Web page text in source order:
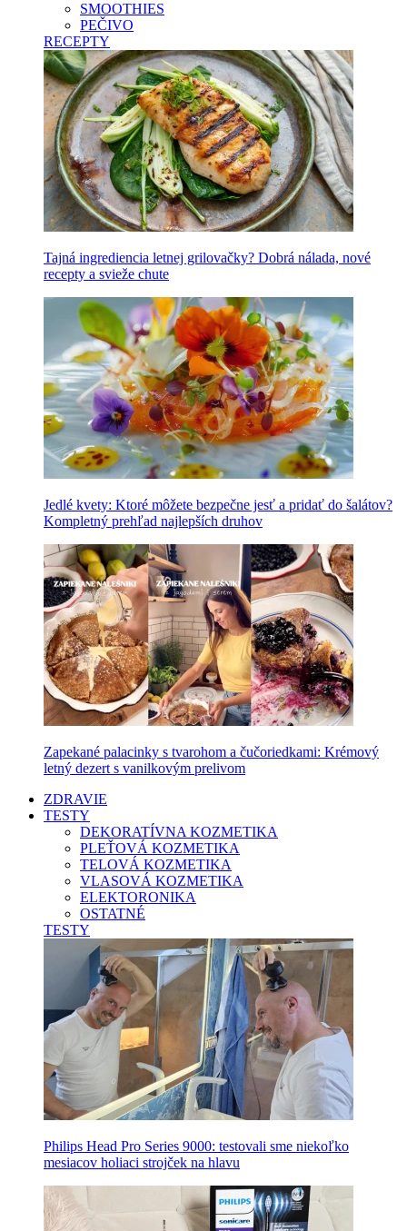
SMOOTHIES
PEČIVO
RECEPTY
Tajná ingrediencia letnej grilovačky? Dobrá nálada, nové
recepty a svieže chute
Jedlé kvety: Ktoré môžete bezpečne jesť a pridať do šalátov?
Kompletný prehľad najlepších druhov
Zapekané palacinky s tvarohom a čučoriedkami: Krémový
letný dezert s vanilkovým prelivom
ZDRAVIE
TESTY
DEKORATÍVNA KOZMETIKA
PLEŤOVÁ KOZMETIKA
TELOVÁ KOZMETIKA
VLASOVÁ KOZMETIKA
ELEKTORONIKA
OSTATNÉ
TESTY
Philips Head Pro Series 9000: testovali sme niekoľko
mesiacov holiaci strojček na hlavu